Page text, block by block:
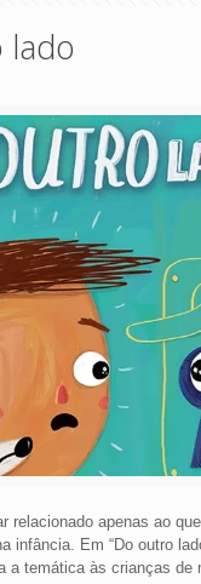
lado
relacionado apenas ao
infância. Em “Do outro
a temática às crianças de